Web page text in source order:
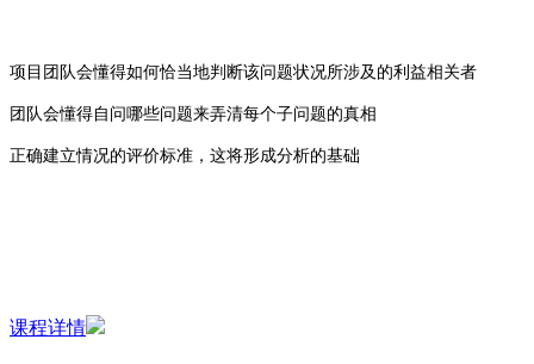
项目团队会懂得如何恰当地判断该问题状况所涉及的利益相关者
团队会懂得自问哪些问题来弄清每个子问题的真相
正确建立情况的评价标准，这将形成分析的基础
课程详情